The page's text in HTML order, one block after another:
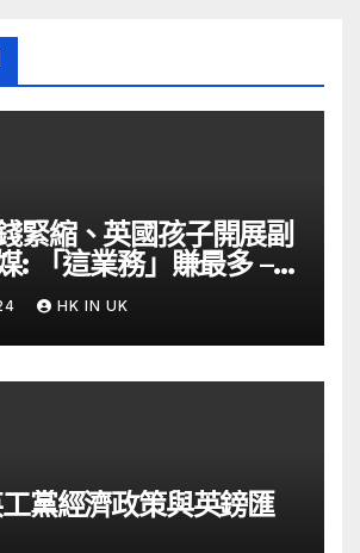
緊縮、英國孩子開展副
: 「這業務」賺最多 –
HK IN UK
黨經濟政策與英鎊匯